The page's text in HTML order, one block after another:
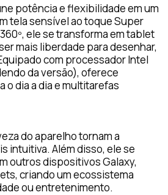
potência e flexibilidade em um
tela sensível ao toque Super
ele se transforma em tablet
mais liberdade para desenhar,
com processador Intel
da versão), oferece
o dia a dia e multitarefas
do aparelho tornam a
intuitiva. Além disso, ele se
outros dispositivos Galaxy,
criando um ecossistema
ou entretenimento.